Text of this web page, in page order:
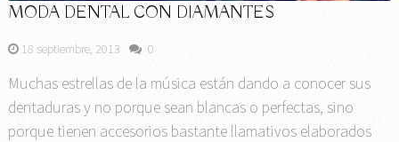
MODA DENTAL CON DIAMANTES
18 septiembre, 2013 0
Muchas estrellas de la música están dando a conocer sus
dentaduras y no porque sean blancas o perfectas, sino
porque tienen accesorios bastante llamativos elaborados